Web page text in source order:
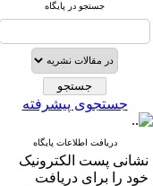
جستجو در پایگاه
جستجوی پیشرفته
دریافت اطلاعات پایگاه
نشانی پست الکترونیک
خود را برای دریافت